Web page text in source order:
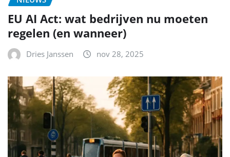
EU AI Act: wat bedrijven nu moeten
regelen (en wanneer)
Dries Janssen nov 28, 2025